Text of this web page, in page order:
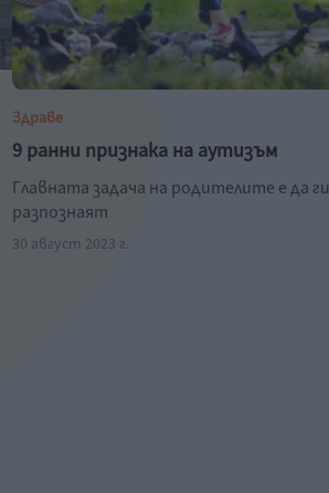
Здраве
9 ранни признака на аутизъм
Главната задача на родителите е да ги
разпознаят
30 август 2023 г.